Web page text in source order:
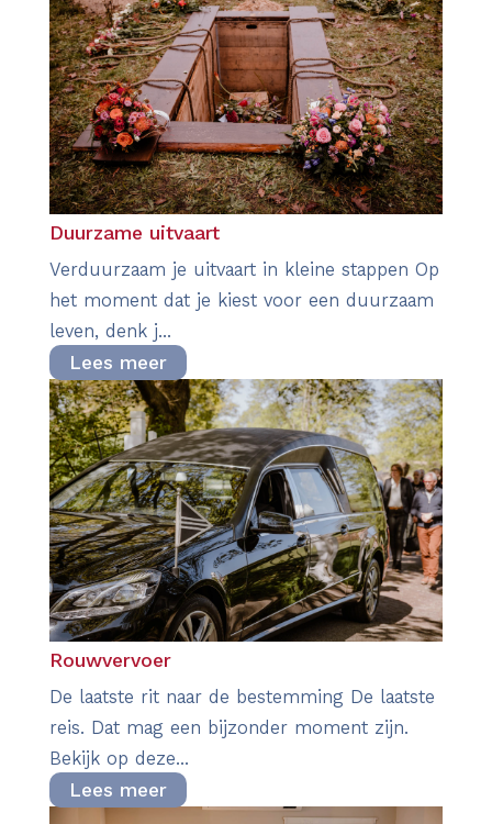
Duurzame uitvaart
Verduurzaam je uitvaart in kleine stappen Op
het moment dat je kiest voor een duurzaam
leven, denk j...
Lees meer
Rouwvervoer
De laatste rit naar de bestemming De laatste
reis. Dat mag een bijzonder moment zijn.
Bekijk op deze...
Lees meer